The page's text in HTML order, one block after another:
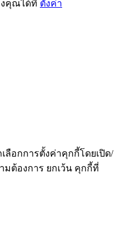
คุณได้ที่ ตั้งค่า
ลือกการตั้งค่าคุกกี้โดยเปิด/
ต้องการ ยกเว้น คุกกี้ที่